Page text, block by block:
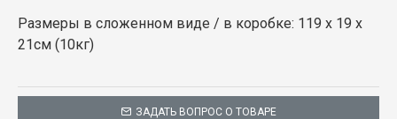
ЗАДАТЬ ВОПРОС О ТОВАРЕ
Размеры в сложенном виде / в коробке: 119 x 19 x
21см (10кг)